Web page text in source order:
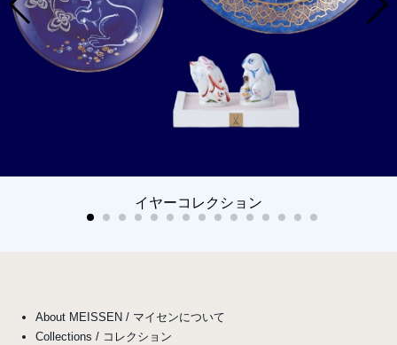
イヤーコレクション
About MEISSEN / マイセンについて
Collections / コレクション